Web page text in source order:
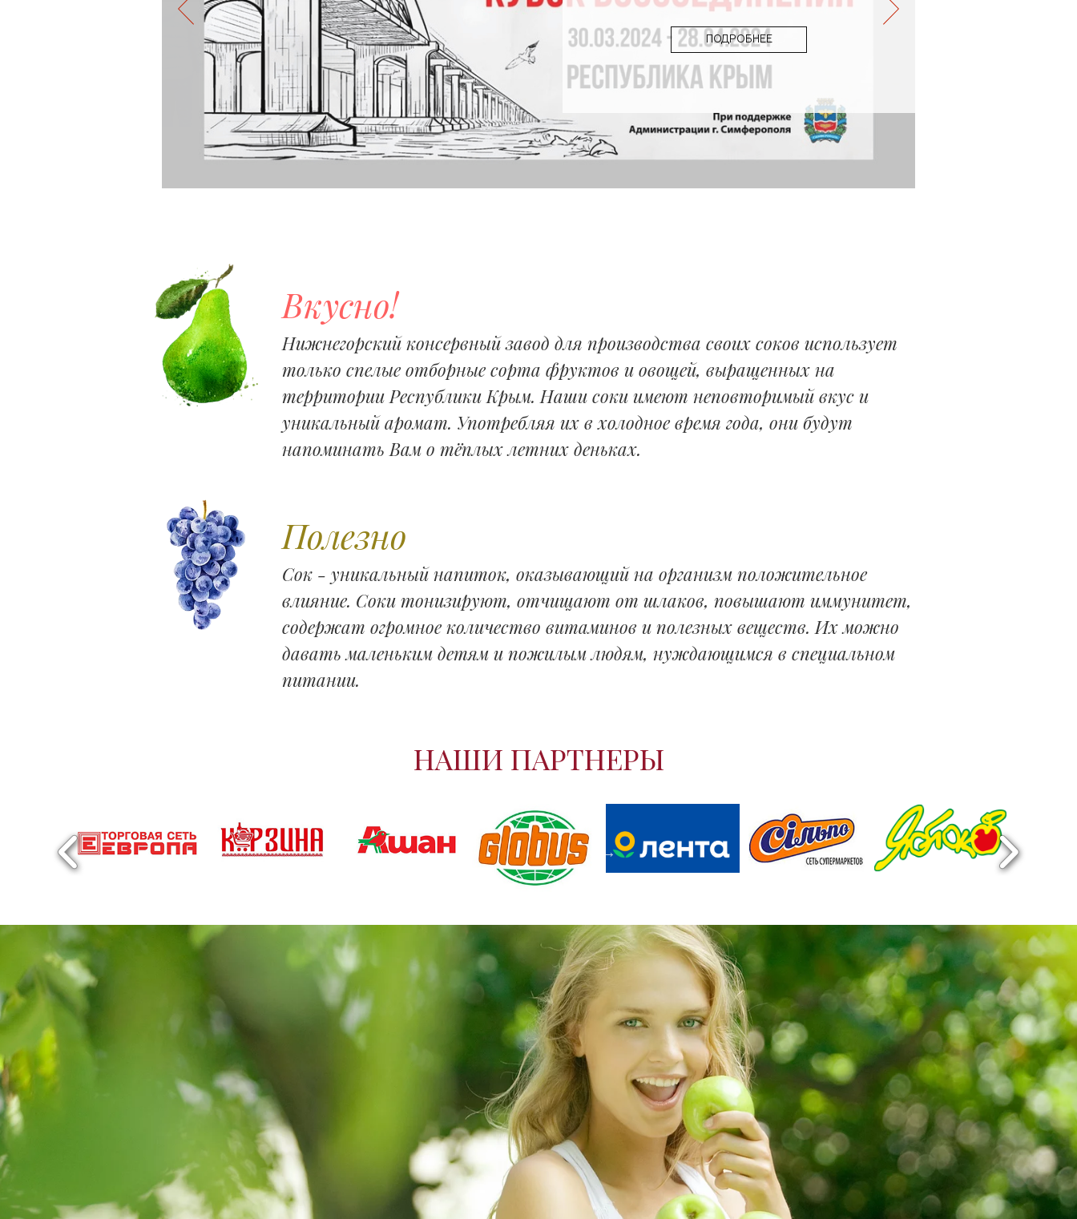
ПОДРОБНЕЕ
Вкусно!
Нижнегорский консервный завод для производства своих соков использует
только спелые отборные сорта фруктов и овощей, выращенных на
территории Республики Крым. Наши соки имеют неповторимый вкус и
уникальный аромат. Употребляя их в холодное время года, они будут
напоминать Вам о тёплых летних деньках. ​
Полезно
Сок - уникальный напиток, оказывающий на организм положительное
влияние. Соки тонизируют, отчищают от шлаков, повышают иммунитет,
содержат огромное количество витаминов и полезных веществ. Их можно
давать маленьким детям и пожилым людям, нуждающимся в специальном
питании.
НАШИ ПАРТНЕРЫ